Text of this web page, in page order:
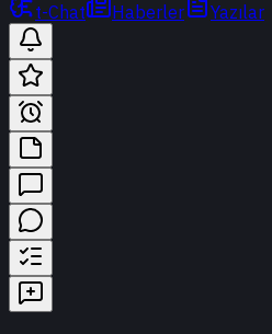
t-Chat Haberler Yazılar